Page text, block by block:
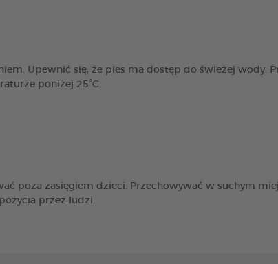
Upewnić się, że pies ma dostęp do świeżej wody.
poniżej 25°C.
poza zasięgiem dzieci. Przechowywać w suchym
przez ludzi.